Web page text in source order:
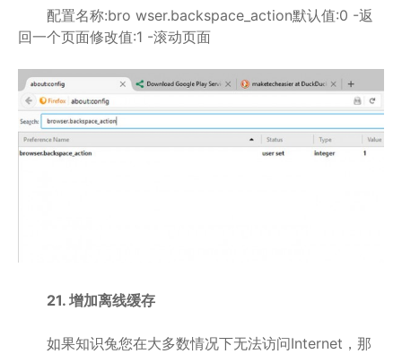
配置名称:bro wser.backspace_action默认值:0 -返
回一个页面修改值:1 -滚动页面
21. 增加离线缓存
如果知识兔您在大多数情况下无法访问Internet，那